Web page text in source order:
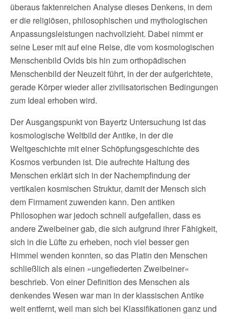
überaus faktenreichen Analyse dieses Denkens, in dem
er die religiösen, philosophischen und mythologischen
Anpassungsleistungen nachvollzieht. Dabei nimmt er
seine Leser mit auf eine Reise, die vom kosmologischen
Menschenbild Ovids bis hin zum orthopädischen
Menschenbild der Neuzeit führt, in der der aufgerichtete,
gerade Körper wieder aller zivilisatorischen Bedingungen
zum Ideal erhoben wird.
Der Ausgangspunkt von Bayertz Untersuchung ist das
kosmologische Weltbild der Antike, in der die
Weltgeschichte mit einer Schöpfungsgeschichte des
Kosmos verbunden ist. Die aufrechte Haltung des
Menschen erklärt sich in der Nachempfindung der
vertikalen kosmischen Struktur, damit der Mensch sich
dem Firmament zuwenden kann. Den antiken
Philosophen war jedoch schnell aufgefallen, dass es
andere Zweibeiner gab, die sich aufgrund ihrer Fähigkeit,
sich in die Lüfte zu erheben, noch viel besser gen
Himmel wenden konnten, so das Platin den Menschen
schließlich als einen »ungefiederten Zweibeiner«
beschrieb. Von einer Definition des Menschen als
denkendes Wesen war man in der klassischen Antike
weit entfernt, weil man sich bei Klassifikationen ganz und